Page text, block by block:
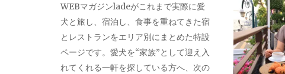
WEBマガジンladeがこれまで実際に愛
犬と旅し、宿泊し、食事を重ねてきた宿
とレストランをエリア別にまとめた特設
ページです。愛犬を“家族”として迎え入
れてくれる一軒を探している方へ、次の